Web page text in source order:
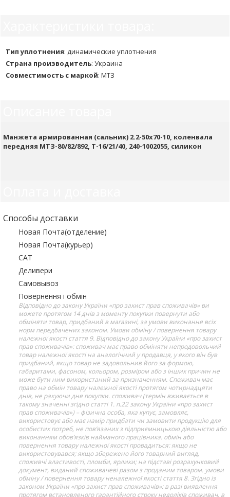
Тип уплотнения: динамические уплотнения
Страна производитель: Украина
Совместимость с маркой: МТЗ
Манжета армированная (сальник) 2.2-50х70-10, коленвала
передняя МТЗ-80/82/892, Т-16/21/40, 240-1002055, силикон
Способы доставки
Новая Почта(отделение)
Новая Почта(курьер)
САТ
Деливери
Самовывоз
Повернення і обмін
Відповідно до закону України «про захист прав споживачів» ви
можете протягом 14 днів з моменту покупки повернути або
обміняти товар, придбаний в магазині, за умови виконання всіх
норм передбачених законом. Умови обміну / повернення товару
належної якості стаття 9. Відповідно до закону України «про захист
прав споживачів»: споживач має право обміняти непродовольчий
товар належної якості на аналогічний у продавця, у якого він був
придбаний, якщо товар не задовольнив його за формою,
габаритами, фасоном, кольором, розміром або з інших причин не
може бути ним використаний за призначенням. Споживач має
право на обмін товару належної якості протягом чотирнадцяти
днів, не рахуючи дня покупки. споживач (термін вживається в
такому значенні згідно статті 1. п.22 закону України «про захист
прав споживачів») – фізична особа, яка купує, замовляє,
використовує або має намір придбати чи замовити продукцію для
особистих потреб, не пов’язаних з підприємницькою діяльністю або
виконанням обов’язків найманого працівника. обмін або
повернення товару належної якості провадиться: якщо не
використовувався; якщо збережено його товарний вигляд,
споживчі властивості, пломби, ярлики; на підставі розрахунковий
документ, виданий споживачеві разом з проданим товаром. умови
обміну / повернення товару неналежної якості стаття 8. Згідно із
законом України «про захист прав споживачів»: в разі виявлення
протягом встановленого гарантійного строку недоліків споживач, в